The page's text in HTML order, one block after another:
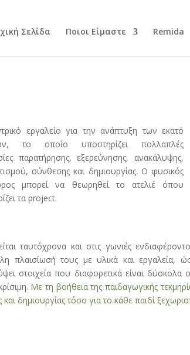
Σελίδα Ποιοι Είμαστε Remida
εργαλείο για την ανάπτυξη των εκατό
το οποίο υποστηρίζει πολλαπλές
παρατήρησης, εξερεύνησης, ανακάλυψης,
σύνθεσης και δημιουργίας. Ο φυσικός
μπορεί να θεωρηθεί το ατελιέ όπου
τα project.
ταυτόχρονα και στις γωνιές
πλαισίωσή τους με υλικά και
στοιχεία που διαφορετικά είναι
Με τη βοήθεια της παιδαγωγικής
δημιουργίας τόσο για το κάθε παιδί